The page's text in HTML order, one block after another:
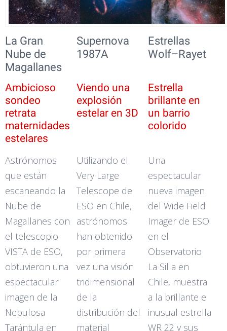
La Gran
Nube de
Magallanes
Supernova
1987A
Estrellas
Wolf–Rayet
Ambicioso
sondeo
retrata
maternidades
estelares
Viendo una
explosión
estelar en 3D
Estrella
brillante en
un barrio
colorido
Astrónomos
que están
escaneando la
Nube de
Magallanes con
el telescopio
VISTA de ESO,
obtuvieron una
espectacular
imagen de la
Nebulosa
Tarántula en
Utilizando el
Very Large
Telescope de
ESO en Chile,
astrónomos
han obtenido
por primera
vez una visión
tridimensional
de la
distribución del
material
Una
espectacular
nueva imagen
del Wide Field
Imager de ESO
en el
Observatorio
La Silla en
Chile, muestra
a la brillante e
inusual estrella
WR 22 y sus